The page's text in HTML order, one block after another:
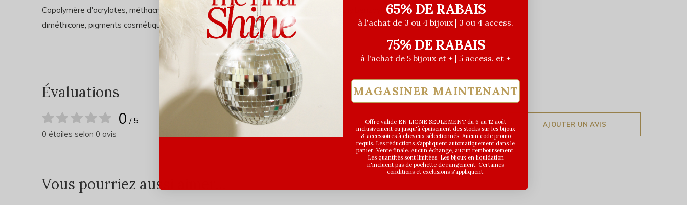
Copolymère d'acrylates, méthacrylate d'isobornyle, phénylphosphinate d'éthyle triméthylbenzoyl,
diméthicone, pigments cosmétiques
Évaluations
0 / 5
0 étoiles selon 0 avis
AJOUTER UN AVIS
Vous pourriez aussi aimer...
65% DE RABAIS
à l'achat de 3 ou 4 bijoux | 3 ou 4 access.
75% DE RABAIS
à l'achat de 5 bijoux et + | 5 access. et +
MAGASINER MAINTENANT
Offre valide EN LIGNE SEULEMENT du 6 au 12 août
inclusivement ou jusqu'à épuisement des stocks sur les bijoux
& accessoires à cheveux sélectionnés. Aucun code promo
requis. Les réductions s’appliquent automatiquement dans le
panier. Vente finale. Aucun échange, aucun remboursement.
Les quantités sont limitées. Les bijoux en liquidation
n'incluent pas de pochette de rangement. Certaines
conditions et exclusions s'appliquent.